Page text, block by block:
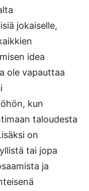
jokaiselle,
idea
ole vapauttaa
kun
taloudesta
on
tai jopa
ja